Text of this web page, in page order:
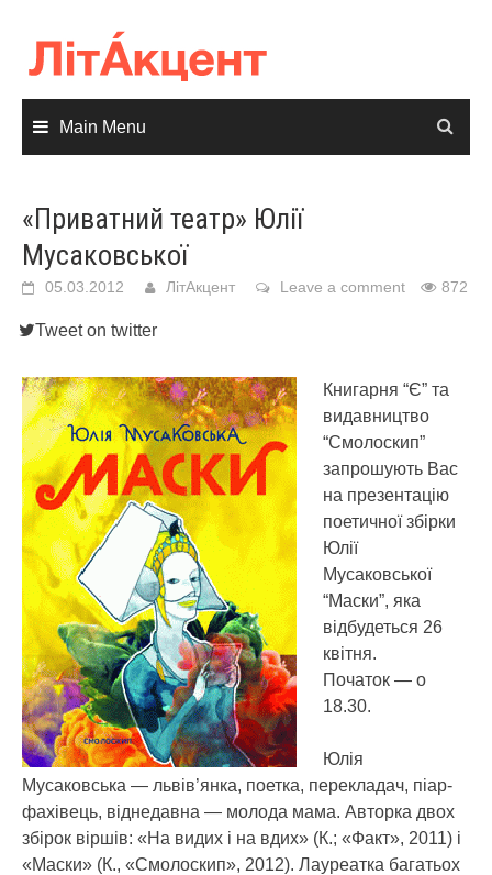
content
Main Menu
«Приватний театр» Юлії
Мусаковської
05.03.2012 ЛітАкцент Leave a comment 872
Tweet on twitter
Книгарня “Є” та
видавництво
“Смолоскип”
запрошують Вас
на презентацію
поетичної збірки
Юлії
Мусаковської
“Маски”, яка
відбудеться 26
квітня.
Початок — о
18.30.
Юлія
Мусаковська — львів’янка, поетка, перекладач, піар-
фахівець, віднедавна — молода мама. Авторка двох
збірок віршів: «На видих і на вдих» (К.; «Факт», 2011) і
«Маски» (К., «Смолоскип», 2012). Лауреатка багатьох